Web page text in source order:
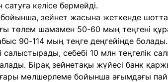
келісе бермейді.
бойынша, зейнет жасына жеткенде
төлем шамамен 50-60 мың теңгені
90-114 мың теңге деңгейінде
салыстырады, себебі 10 млн теңгелік
Бірақ зейнетақы жүйесі банк
мөлшерлеме бойынша ағымдағы